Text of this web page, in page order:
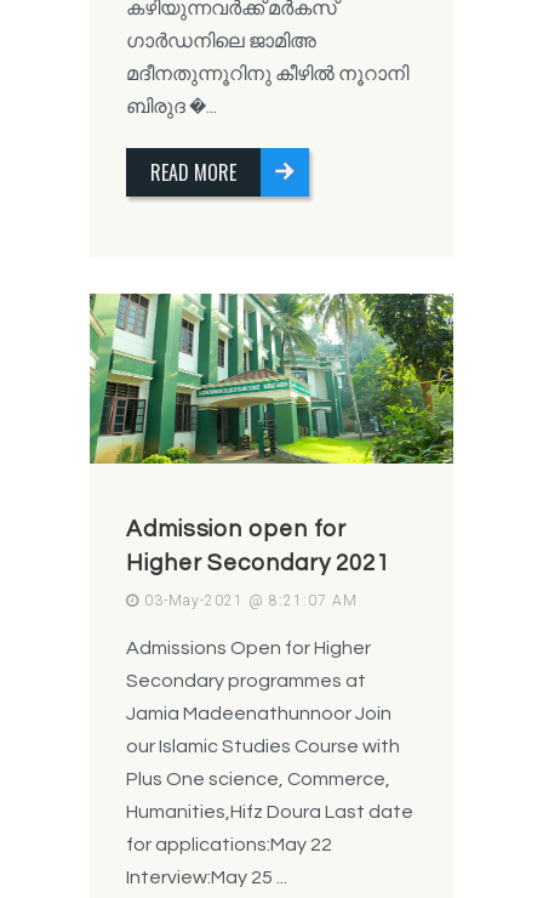
കഴിയുന്നവർക്ക് മർകസ്
ഗാർഡനിലെ ജാമിഅ
മദീനതുന്നൂറിനു കീഴിൽ നൂറാനി
ബിരുദ �...
READ MORE
Admission open for
Higher Secondary 2021
03-May-2021 @ 8:21:07 AM
Admissions Open for Higher
Secondary programmes at
Jamia Madeenathunnoor Join
our Islamic Studies Course with
Plus One science, Commerce,
Humanities,Hifz Doura Last date
for applications:May 22
Interview:May 25 ...